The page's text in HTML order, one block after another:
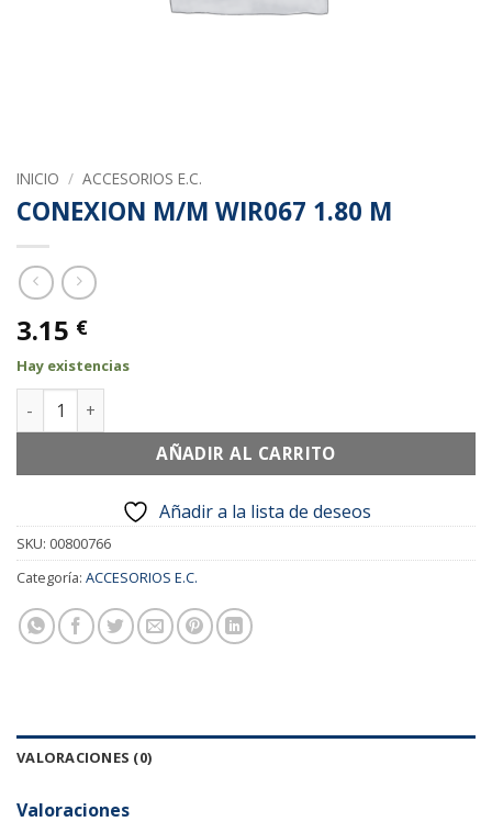
INICIO / ACCESORIOS E.C.
CONEXION M/M WIR067 1.80 M
3.15 €
Hay existencias
CONEXION M/M WIR067 1.80 M cantidad
AÑADIR AL CARRITO
Añadir a la lista de deseos
SKU: 00800766
Categoría: ACCESORIOS E.C.
VALORACIONES (0)
Valoraciones